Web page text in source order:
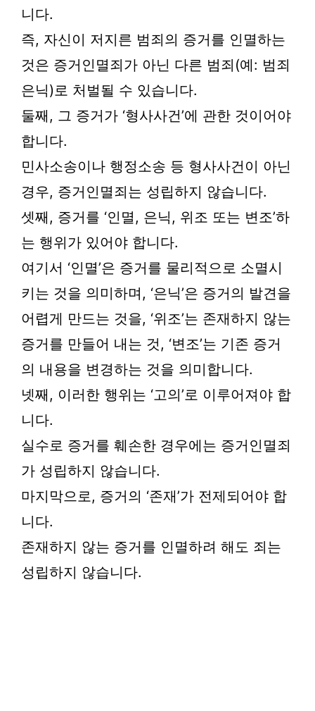
니다.
즉, 자신이 저지른 범죄의 증거를 인멸하는
것은 증거인멸죄가 아닌 다른 범죄(예: 범죄
은닉)로 처벌될 수 있습니다.
둘째, 그 증거가 ‘형사사건’에 관한 것이어야
합니다.
민사소송이나 행정소송 등 형사사건이 아닌
경우, 증거인멸죄는 성립하지 않습니다.
셋째, 증거를 ‘인멸, 은닉, 위조 또는 변조’하
는 행위가 있어야 합니다.
여기서 ‘인멸’은 증거를 물리적으로 소멸시
키는 것을 의미하며, ‘은닉’은 증거의 발견을
어렵게 만드는 것을, ‘위조’는 존재하지 않는
증거를 만들어 내는 것, ‘변조’는 기존 증거
의 내용을 변경하는 것을 의미합니다.
넷째, 이러한 행위는 ‘고의’로 이루어져야 합
니다.
실수로 증거를 훼손한 경우에는 증거인멸죄
가 성립하지 않습니다.
마지막으로, 증거의 ‘존재’가 전제되어야 합
니다.
존재하지 않는 증거를 인멸하려 해도 죄는
성립하지 않습니다.